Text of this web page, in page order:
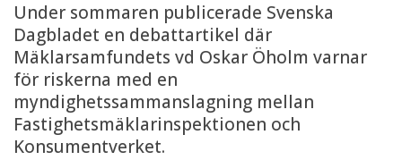
Under sommaren publicerade Svenska
Dagbladet en debattartikel där
Mäklarsamfundets vd Oskar Öholm varnar
för riskerna med en
myndighetssammanslagning mellan
Fastighetsmäklarinspektionen och
Konsumentverket.